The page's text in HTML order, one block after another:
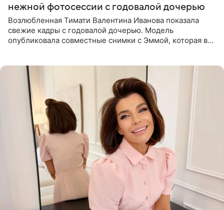
нежной фотосессии с годовалой дочерью
Возлюбленная Тимати Валентина Иванова показала
свежие кадры с годовалой дочерью. Модель
опубликовала совместные снимки с Эммой, которая в